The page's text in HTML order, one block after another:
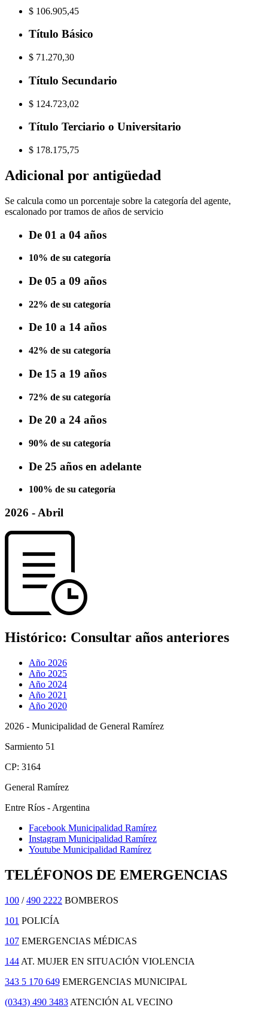
$ 106.905,45
Título Básico
$ 71.270,30
Título Secundario
$ 124.723,02
Título Terciario o Universitario
$ 178.175,75
Adicional por antigüedad
Se calcula como un porcentaje sobre la categoría del agente,
escalonado por tramos de años de servicio
De 01 a 04 años
10% de su categoría
De 05 a 09 años
22% de su categoría
De 10 a 14 años
42% de su categoría
De 15 a 19 años
72% de su categoría
De 20 a 24 años
90% de su categoría
De 25 años en adelante
100% de su categoría
2026 - Abril
Histórico: Consultar años anteriores
Año 2026
Año 2025
Año 2024
Año 2021
Año 2020
2026 - Municipalidad de General Ramírez
Sarmiento 51
CP: 3164
General Ramírez
Entre Ríos - Argentina
Facebook Municipalidad Ramírez
Instagram Municipalidad Ramírez
Youtube Municipalidad Ramírez
TELÉFONOS DE EMERGENCIAS
100 /490 2222 BOMBEROS
101 POLICÍA
107 EMERGENCIAS MÉDICAS
144 AT. MUJER EN SITUACIÓN VIOLENCIA
343 5 170 649 EMERGENCIAS MUNICIPAL
(0343) 490 3483 ATENCIÓN AL VECINO